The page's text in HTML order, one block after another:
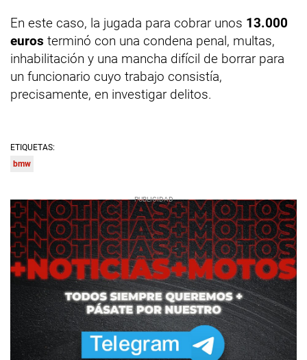
En este caso, la jugada para cobrar unos 13.000
euros terminó con una condena penal, multas,
inhabilitación y una mancha difícil de borrar para
un funcionario cuyo trabajo consistía,
precisamente, en investigar delitos.
ETIQUETAS:
bmw